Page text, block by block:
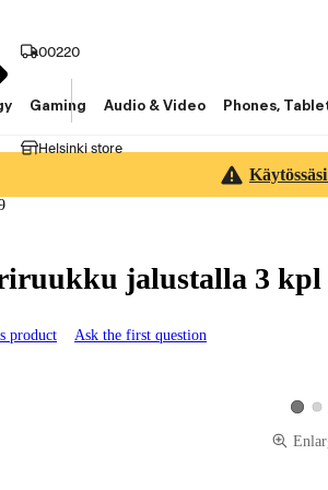
00220
Helsinki store
Gaming Audio & Video Phones,
jalustalla 3 kpl
product Ask the first question
videos
View